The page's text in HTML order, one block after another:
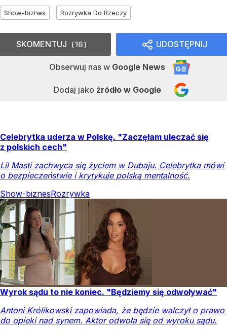
Show-biznes Rozrywka Do Rzeczy
UDOSTĘPNIJ
Obserwuj nas w Google News
Dodaj jako źródło w Google
SKOMENTUJ 16
Celebrytka uderza w Polskę. "Zaczęłam uleczać się
z polskich cech"
Lil Masti zachwyca się życiem w Dubaju. Celebrytka mówi
o bezpieczeństwie i krytykuje polską mentalność.
Show-biznesRozrywka
Wyrok sądu to nie koniec. "Będziemy się odwoływać"
Antoni Królikowski zapowiada, że będzie walczył o prawo
do opieki nad synem. Aktor odwoła się od wyroku sądu.